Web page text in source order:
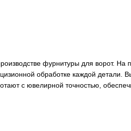
фурнитуры для ворот. На
обработке каждой детали.
с ювелирной точностью,